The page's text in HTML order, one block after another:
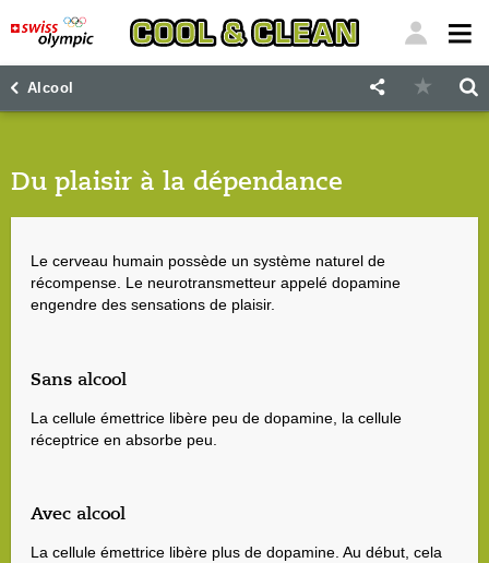
Alcool
Du plaisir à la dépendance
Le cerveau humain possède un système naturel de
récompense. Le neurotransmetteur appelé dopamine
engendre des sensations de plaisir.
Sans alcool
La cellule émettrice libère peu de dopamine, la cellule
réceptrice en absorbe peu.
Avec alcool
La cellule émettrice libère plus de dopamine. Au début, cela